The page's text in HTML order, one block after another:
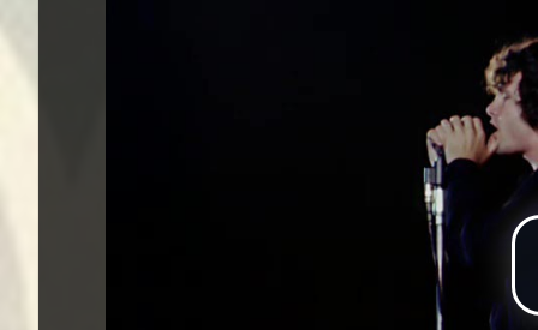
- Bernie Bonvoisin - Norbert Krief - Yves Brusco
Jones - Sid Vicious - Glen Matlock - Paul Cook
Émile Hanela «Jeannot» - Brian Johnson - Bon
Rudd | My Generation - 1965, Jimi Plays
Thrills - 1968, Electric Ladyland - 1968, Waiting
1969, III - 1970, Morrison Hotel - 1970, IV -
Holy - 1973, Physical Graffiti - 1975, Horses -
Never Mind The Bollocks, Here's The Sex
Enough Rope - 1978, Highway To Hell - 1979,
Black - 1980, Love Will Tear Us Apart - 1980,